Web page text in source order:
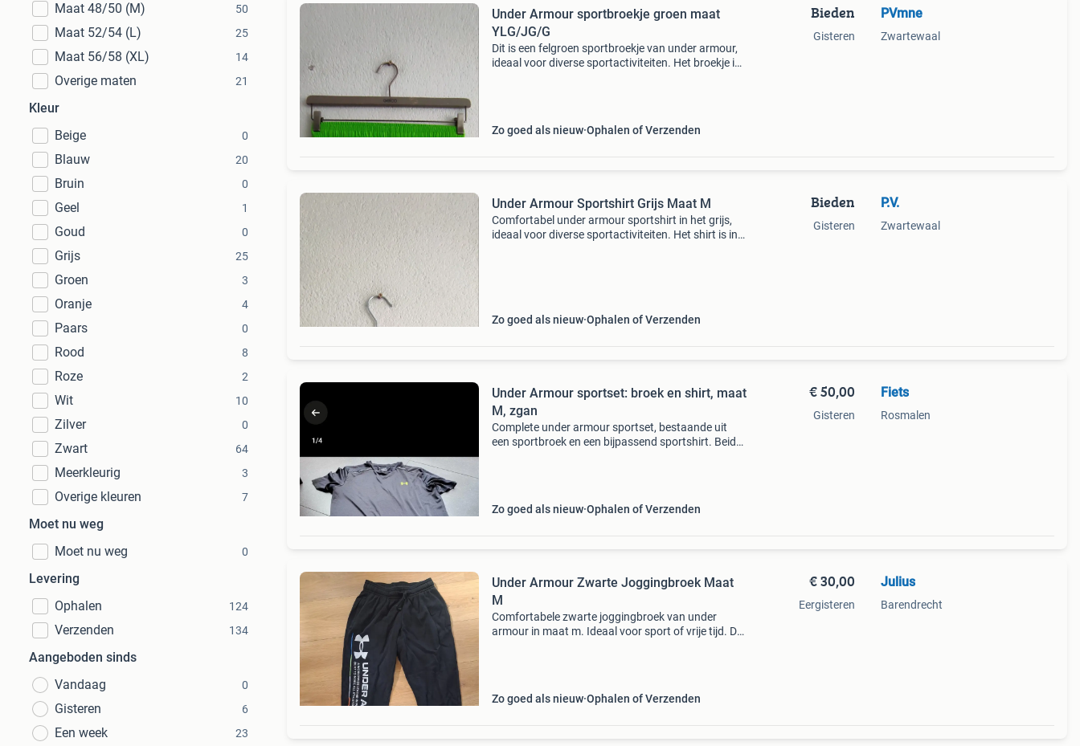
Maat 48/50 (M) 50
Maat 52/54 (L) 25
Maat 56/58 (XL) 14
Overige maten 21
Kleur
Beige
0
Blauw 20
Bruin 0
Geel 1
Goud 0
Grijs 25
Groen 3
Oranje 4
Paars 0
Rood 8
Roze 2
Wit 10
Zilver 0
Zwart 64
Meerkleurig 3
Overige kleuren 7
Moet nu weg
Moet nu weg
0
Levering
Ophalen
124
Verzenden 134
Aangeboden sinds
Vandaag
0
Gisteren 6
Een week 23
Under Armour sportbroekje groen maat
YLG/JG/G
Dit is een felgroen sportbroekje van under armour,
ideaal voor diverse sportactiviteiten. Het broekje is
Zo goed als nieuw Ophalen of Verzenden
Bieden
Gisteren
PVmne
Zwartewaal
Under Armour Sportshirt Grijs Maat M
Comfortabel under armour sportshirt in het grijs,
ideaal voor diverse sportactiviteiten. Het shirt is in
Zo goed als nieuw Ophalen of Verzenden
Bieden
Gisteren
P.V.
Zwartewaal
Under Armour sportset: broek en shirt, maat
M, zgan
Complete under armour sportset, bestaande uit
een sportbroek en een bijpassend sportshirt. Beide
Zo goed als nieuw Ophalen of Verzenden
€ 50,00
Gisteren
Fiets
Rosmalen
Under Armour Zwarte Joggingbroek Maat
M
Comfortabele zwarte joggingbroek van under
armour in maat m. Ideaal voor sport of vrije tijd. De
Zo goed als nieuw Ophalen of Verzenden
€ 30,00
Eergisteren
Julius
Barendrecht